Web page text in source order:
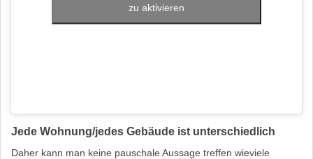
zu aktivieren
Jede Wohnung/jedes Gebäude ist unterschiedlich
Daher kann man keine pauschale Aussage treffen wieviele